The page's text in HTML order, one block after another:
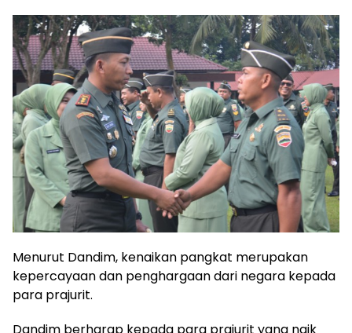
Menurut Dandim, kenaikan pangkat merupakan
kepercayaan dan penghargaan dari negara kepada
para prajurit.